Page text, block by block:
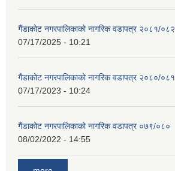
गैंडाकोट नगरपालिकाको नागरिक वडापत्र २०८१/०८२
07/17/2025 - 10:21
गैंडाकोट नगरपालिकाको नागरिक वडापत्र २०८०/०८१
07/17/2023 - 10:24
गैंडाकोट नगरपालिकाको नागरिक वडापत्र ०७९/०८०
08/02/2022 - 14:55